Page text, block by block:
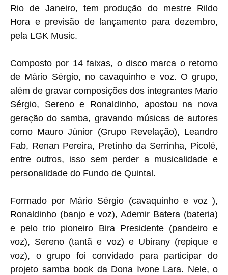
Rio de Janeiro, tem produção do mestre Rildo
Hora e previsão de lançamento para dezembro,
pela LGK Music.
Composto por 14 faixas, o disco marca o retorno
de Mário Sérgio, no cavaquinho e voz. O grupo,
além de gravar composições dos integrantes Mario
Sérgio, Sereno e Ronaldinho, apostou na nova
geração do samba, gravando músicas de autores
como Mauro Júnior (Grupo Revelação), Leandro
Fab, Renan Pereira, Pretinho da Serrinha, Picolé,
entre outros, isso sem perder a musicalidade e
personalidade do Fundo de Quintal.
Formado por Mário Sérgio (cavaquinho e voz ),
Ronaldinho (banjo e voz), Ademir Batera (bateria)
e pelo trio pioneiro Bira Presidente (pandeiro e
voz), Sereno (tantã e voz) e Ubirany (repique e
voz), o grupo foi convidado para participar do
projeto samba book da Dona Ivone Lara. Nele, o